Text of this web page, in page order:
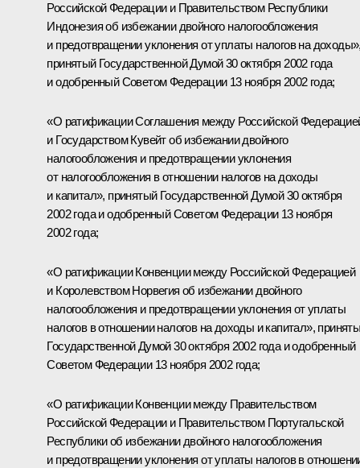
Российской Федерации и Правительством Республики
Индонезия об избежании двойного налогообложения
и предотвращении уклонения от уплаты налогов на
принятый Государственной Думой 30 октября 2002 года
и одобренный Советом Федерации 13 ноября 2002 года;
«О ратификации Соглашения между Российской
и Государством Кувейт об избежании двойного
налогообложения и предотвращении уклонения
от налогообложения в отношении налогов на доходы
и капитал», принятый Государственной Думой 30 октября
2002 года и одобренный Советом Федерации 13 ноября
2002 года;
«О ратификации Конвенции между Российской Федерацией
и Королевством Норвегия об избежании двойного
налогообложения и предотвращении уклонения от уплаты
налогов в отношении налогов на доходы и капитал»,
Государственной Думой 30 октября 2002 года и одобренный
Советом Федерации 13 ноября 2002 года;
«О ратификации Конвенции между Правительством
Российской Федерации и Правительством Португальской
Республики об избежании двойного налогообложения
и предотвращении уклонения от уплаты налогов в